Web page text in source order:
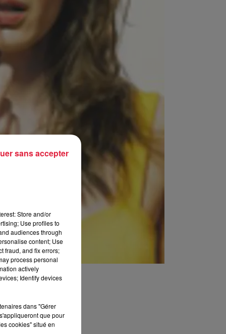
Store and/or
Use profiles to
audiences through
content; Use
fraud, and fix errors;
process personal
actively
Identify devices
dans "Gérer
que pour
cookies" situé en
sans accepter